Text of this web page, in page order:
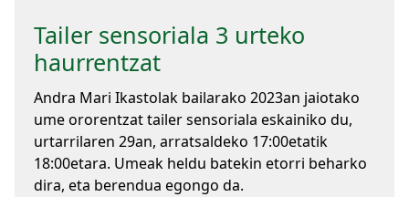
Tailer sensoriala 3 urteko
haurrentzat
Andra Mari Ikastolak bailarako 2023an jaiotako
ume ororentzat tailer sensoriala eskainiko du,
urtarrilaren 29an, arratsaldeko 17:00etatik
18:00etara. Umeak heldu batekin etorri beharko
dira, eta berendua egongo da.